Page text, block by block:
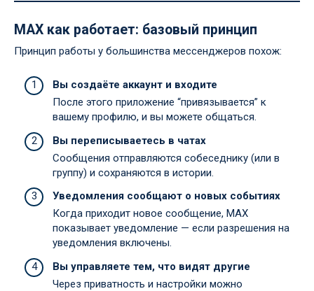
MAX как работает: базовый принцип
Принцип работы у большинства мессенджеров похож:
Вы создаёте аккаунт и входите
После этого приложение “привязывается” к
вашему профилю, и вы можете общаться.
Вы переписываетесь в чатах
Сообщения отправляются собеседнику (или в
группу) и сохраняются в истории.
Уведомления сообщают о новых событиях
Когда приходит новое сообщение, MAX
показывает уведомление — если разрешения на
уведомления включены.
Вы управляете тем, что видят другие
Через приватность и настройки можно